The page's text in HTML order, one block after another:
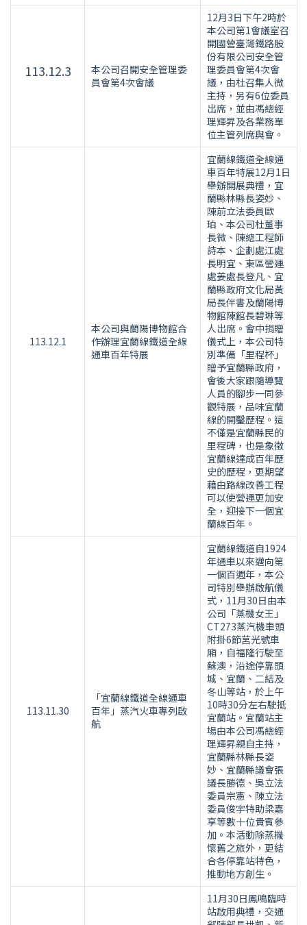
113.12.3
本公司召開安全管理委
員會第4次會議
12月3日下午2時於
本公司第1會議室召
開國營臺灣鐵路股
份有限公司安全管
理委員會第4次會
議，由杜召集人微
主持，另有6位委員
出席，並由馮總經
理輝昇及各業務單
位主管列席與會。
113.12.1
本公司與蘭陽博物館合
作辦理宜蘭線鐵道全線
通車百年特展
宜蘭線鐵道全線通
車百年特展12月1日
舉辦開展典禮，宜
蘭縣林縣長姿妙、
陳前立法委員歐
珀、本公司杜董事
長微、陳總工程師
詩本、企劃處江處
長明宜、東區營運
處姜處長登凡、宜
蘭縣政府文化局黃
局長伴書及蘭陽博
物館陳館長碧琳等
人出席。會中捐贈
儀式上，本公司特
別準備「里程杯」
贈予宜蘭縣政府，
會後大家跟隨導覽
人員的腳步一同參
觀特展，品味宜蘭
線的開鑿歷程。這
不僅是宜蘭縣民的
里程碑，也是象徵
宜蘭線達成百年歷
史的歷程，更期望
藉由路線改善工程
可以使營運更加安
全，迎接下一個宜
蘭線百年。
113.11.30
「宜蘭線鐵道全線通車
百年」蒸汽火車專列啟
航
宜蘭線鐵道自1924
年通車以來邁向第
一個百週年，本公
司特別舉辦啟航儀
式，11月30日由本
公司「蒸機女王」
CT273蒸汽機車頭
附掛6節莒光號車
廂，自福隆行駛至
蘇澳，沿途停靠頭
城、宜蘭、二結及
冬山等站，於上午
10時30分左右駛抵
宜蘭站。宜蘭站主
場由本公司馮總經
理輝昇親自主持，
宜蘭縣林縣長姿
妙、宜蘭縣議會張
議長勝德、吳立法
委員宗憲、陳立法
委員俊宇特助梁嘉
享等數十位貴賓參
加。本活動除蒸機
懷舊之旅外，更結
合各停靠站特色，
推動地方創生。
11月30日鳳鳴臨時
站啟用典禮，交通